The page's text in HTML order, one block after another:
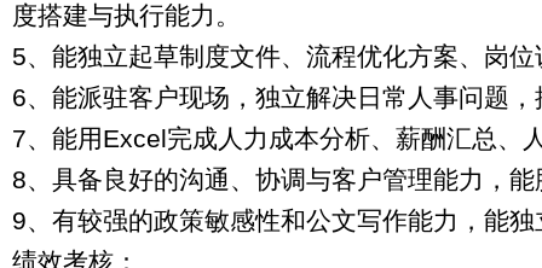
度搭建与执行能力。
5、能独立起草制度文件、流程优化方案、岗位
6、能派驻客户现场，独立解决日常人事问题
7、能用Excel完成人力成本分析、薪酬汇总、
8、具备良好的沟通、协调与客户管理能力，
9、有较强的政策敏感性和公文写作能力，能
绩效考核：